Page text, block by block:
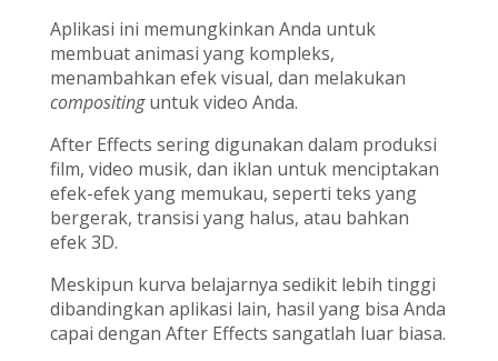
Aplikasi ini memungkinkan Anda untuk
membuat animasi yang kompleks,
menambahkan efek visual, dan melakukan
compositinguntuk video Anda.
After Effects sering digunakan dalam produksi
film, video musik, dan iklan untuk menciptakan
efek-efek yang memukau, seperti teks yang
bergerak, transisi yang halus, atau bahkan
efek 3D.
Meskipun kurva belajarnya sedikit lebih tinggi
dibandingkan aplikasi lain, hasil yang bisa Anda
capai dengan After Effects sangatlah luar biasa.